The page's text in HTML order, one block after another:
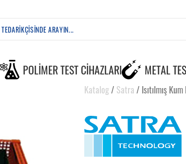
POLIMER TEST CIHAZLARI METAL
Katalog/ Satra / Isıtılmış